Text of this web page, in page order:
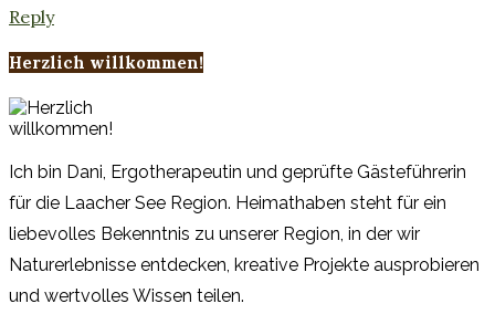
Reply
Herzlich willkommen!
Ich bin Dani, Ergotherapeutin und geprüfte Gästeführerin
für die Laacher See Region. Heimathaben steht für ein
liebevolles Bekenntnis zu unserer Region, in der wir
Naturerlebnisse entdecken, kreative Projekte ausprobieren
und wertvolles Wissen teilen.